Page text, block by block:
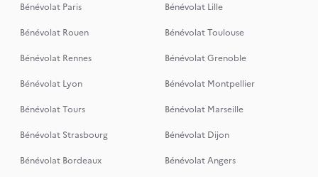
Bénévolat Paris
Bénévolat Lille
Bénévolat Rouen
Bénévolat Toulouse
Bénévolat Rennes
Bénévolat Grenoble
Bénévolat Lyon
Bénévolat Montpellier
Bénévolat Tours
Bénévolat Marseille
Bénévolat Strasbourg
Bénévolat Dijon
Bénévolat Bordeaux
Bénévolat Angers